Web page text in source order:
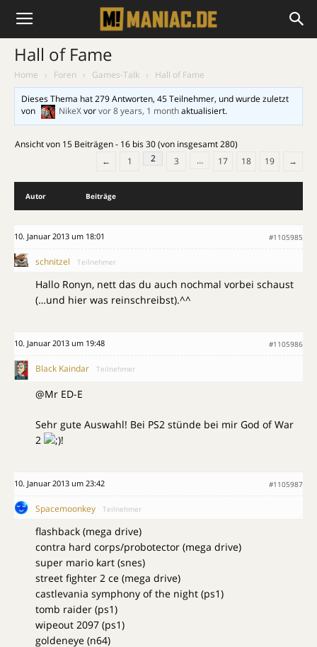
Hall of Fame
Home › Foren › Games-Talk ›
Hall of Fame
Dieses Thema hat 279 Antworten, 45 Teilnehmer, und wurde zuletzt
von
NikeXvorvor 8 years, 1 monthaktualisiert.
Ansicht von 15 Beiträgen - 16 bis 30 (von insgesamt 280)
←
1 2 3 … 17 18 19 →
Autor Beiträge
10. Januar 2013 um 18:01 #1105985
schnitzel Teilnehmer
Hallo Ronyn, nett das du auch nochmal vorbei schaust
(…und hier was reinschreibst).^^
10. Januar 2013 um 19:48 #1105986
Black Kaindar Teilnehmer
@Mr ED-E
Sehr gute Auswahl! Bei PS2 stünde bei mir God of War
2
!
10. Januar 2013 um 23:42 #1105987
Spacemoonkey Teilnehmer
flashback (mega drive)
contra hard corps/probotector (mega drive)
super mario kart (snes)
street fighter 2 ce (mega drive)
castlevania symphony of the night (ps1)
tomb raider (ps1)
wipeout 2097 (ps1)
goldeneye (n64)